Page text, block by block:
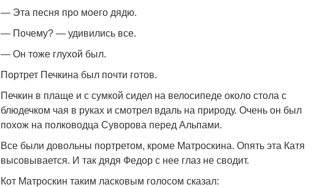
— Эта песня про моего дядю.
— Почему? — удивились все.
— Он тоже глухой был.
Портрет Печкина был почти готов.
Печкин в плаще и с сумкой сидел на велосипеде около стола с
блюдечком чая в руках и смотрел вдаль на природу. Очень он был
похож на полководца Суворова перед Альпами.
Все были довольны портретом, кроме Матроскина. Опять эта Катя
высовывается. И так дядя Федор с нее глаз не сводит.
Кот Матроскин таким ласковым голосом сказал: